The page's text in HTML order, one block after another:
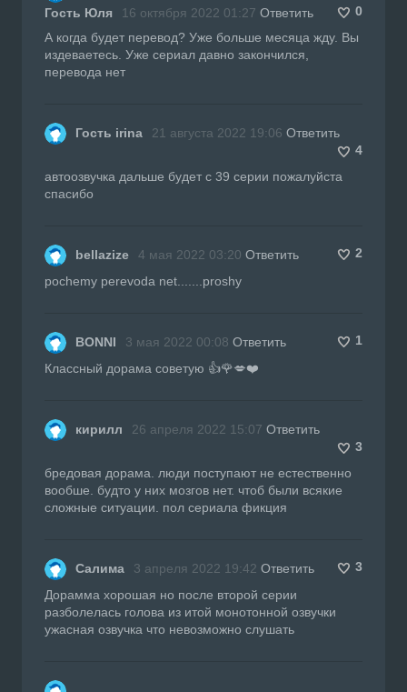
Гость Юля 16 октября 2022 01:27 Ответить
0
А когда будет перевод? Уже больше месяца жду. Вы
издеваетесь. Уже сериал давно закончился,
перевода нет
Гость irina 21 августа 2022 19:06 Ответить
4
автоозвучка дальше будет с 39 серии пожалуйста
спасибо
bellazize 4 мая 2022 03:20 Ответить
2
pochemy perevoda net.......proshy
BONNI 3 мая 2022 00:08 Ответить
1
Классный дорама советую 👍🌹💋❤️
кирилл 26 апреля 2022 15:07 Ответить
3
бредовая дорама. люди поступают не естественно
вообше. будто у них мозгов нет. чтоб были всякие
сложные ситуации. пол сериала фикция
Салима 3 апреля 2022 19:42 Ответить
3
Дорамма хорошая но после второй серии
разболелась голова из итой монотонной озвучки
ужасная озвучка что невозможно слушать